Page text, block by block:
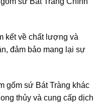
kết về chất lượng và
đảm bảo mang lại sự
gốm sứ Bát Tràng khác
thủy và cung cấp dịch